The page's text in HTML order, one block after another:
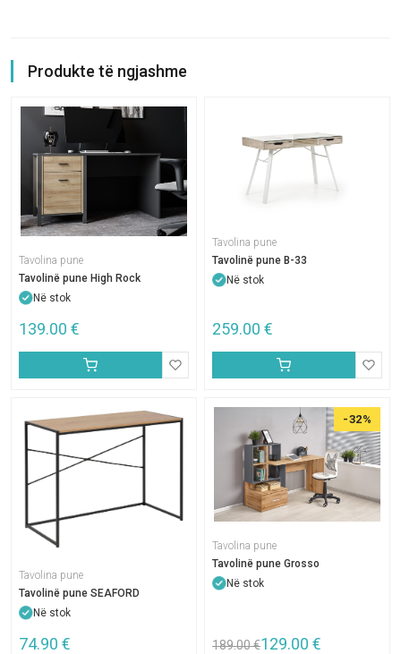
Produkte të ngjashme
Tavolina pune
Tavolinë pune High Rock
Në stok
139.00 €
Tavolina pune
Tavolinë pune B-33
Në stok
259.00 €
Tavolina pune
Tavolinë pune SEAFORD
Në stok
74.90 €
-32%
Tavolina pune
Tavolinë pune Grosso
Në stok
189.00€129.00 €